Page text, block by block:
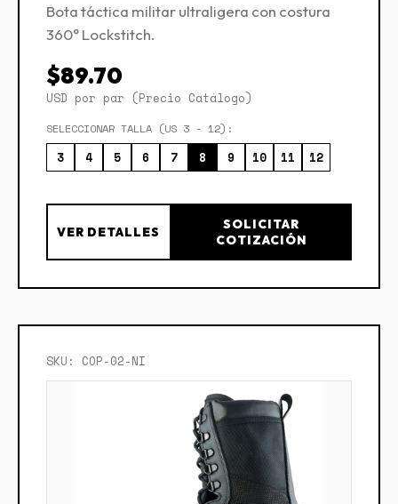
Bota táctica militar ultraligera con costura
360° Lockstitch.
$89.70
USD por par (Precio Catálogo)
SELECCIONAR TALLA (US 3 - 12):
3 4 5 6 7 8 9 10 11 12
VER DETALLES
SOLICITAR
COTIZACIÓN
SKU: COP-02-NI